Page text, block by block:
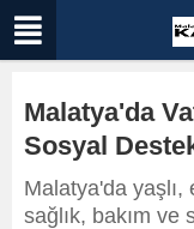
Malatya'da
Sosyal
Malatya'da
sağlık, bakım